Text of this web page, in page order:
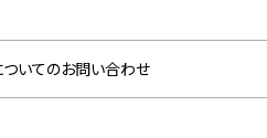
いてのお問い合わせ